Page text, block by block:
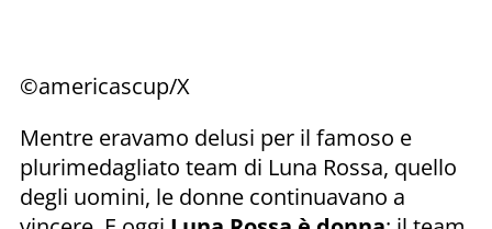
©americascup/X
Mentre eravamo delusi per il famoso e
plurimedagliato team di Luna Rossa, quello
degli uomini, le donne continuavano a